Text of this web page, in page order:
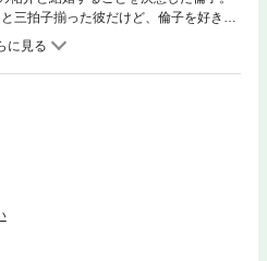
三拍子揃った彼だけど、倫子を好きな
と結婚にもちこみたい倫子はあの手こ
祐介に「その気はない」と、はっきり